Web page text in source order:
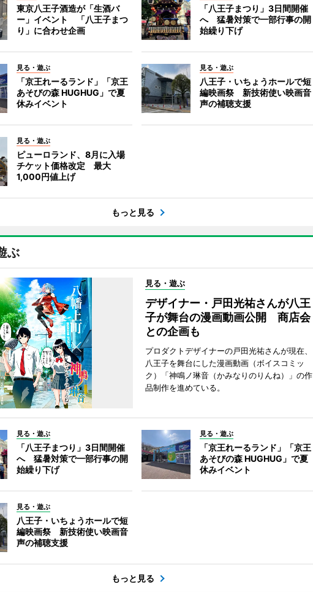
東京八王子酒造が「生酒バ
ー」イベント 「八王子まつ
り」に合わせ企画
「八王子まつり」3日間開催
へ 猛暑対策で一部行事の開
始繰り下げ
見る・遊ぶ
「京王れーるランド」「京王
あそびの森 HUGHUG」で夏
休みイベント
見る・遊ぶ
八王子・いちょうホールで短
編映画祭 新技術使い映画音
声の補聴支援
見る・遊ぶ
ピューロランド、8月に入場
チケット価格改定 最大
1,000円値上げ
もっと見る
ぶ
見る・遊ぶ
デザイナー・戸田光祐さんが八王
子が舞台の漫画動画公開 商店会
との企画も
プロダクトデザイナーの戸田光祐さんが現在、
八王子を舞台にした漫画動画（ボイスコミッ
ク）「神鳴ノ琳音（かみなりのりんね）」の作
品制作を進めている。
見る・遊ぶ
「八王子まつり」3日間開催
へ 猛暑対策で一部行事の開
始繰り下げ
見る・遊ぶ
「京王れーるランド」「京王
あそびの森 HUGHUG」で夏
休みイベント
見る・遊ぶ
八王子・いちょうホールで短
編映画祭 新技術使い映画音
声の補聴支援
もっと見る